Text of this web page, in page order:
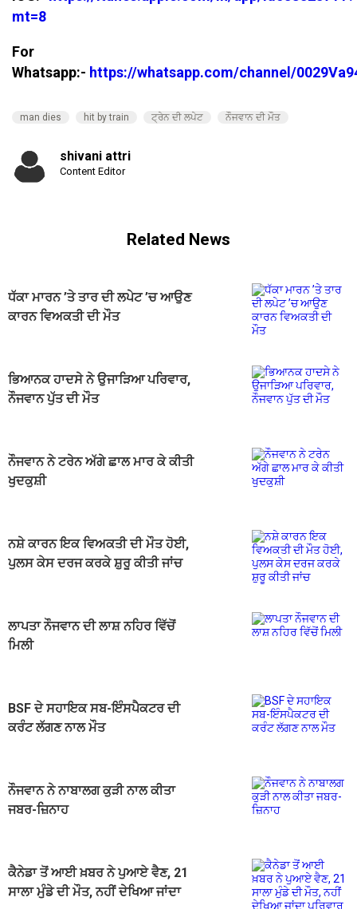
mt=8
For
Whatsapp:- https://whatsapp.com/channel/
man dies hit by train ਟ੍ਰੇਨ ਦੀ ਲਪੇਟ ਨੌਜਵਾਨ ਦੀ ਮੌਤ
shivani attri
Content Editor
Related News
ਧੱਕਾ ਮਾਰਨ ’ਤੇ ਤਾਰ ਦੀ ਲਪੇਟ ’ਚ ਆਉਣ
ਕਾਰਨ ਵਿਅਕਤੀ ਦੀ ਮੌਤ
ਭਿਆਨਕ ਹਾਦਸੇ ਨੇ ਉਜਾੜਿਆ ਪਰਿਵਾਰ,
ਨੌਜਵਾਨ ਪੁੱਤ ਦੀ ਮੌਤ
ਨੌਜਵਾਨ ਨੇ ਟਰੇਨ ਅੱਗੇ ਛਾਲ ਮਾਰ ਕੇ ਕੀਤੀ
ਖੁਦਕੁਸ਼ੀ
ਨਸ਼ੇ ਕਾਰਨ ਇਕ ਵਿਅਕਤੀ ਦੀ ਮੌਤ ਹੋਈ,
ਪੁਲਸ ਕੇਸ ਦਰਜ ਕਰਕੇ ਸ਼ੁਰੂ ਕੀਤੀ ਜਾਂਚ
ਲਾਪਤਾ ਨੌਜਵਾਨ ਦੀ ਲਾਸ਼ ਨਹਿਰ ਵਿੱਚੋਂ
ਮਿਲੀ
BSF ਦੇ ਸਹਾਇਕ ਸਬ-ਇੰਸਪੈਕਟਰ ਦੀ
ਕਰੰਟ ਲੱਗਣ ਨਾਲ ਮੌਤ
ਨੌਜਵਾਨ ਨੇ ਨਾਬਾਲਗ ਕੁੜੀ ਨਾਲ ਕੀਤਾ
ਜਬਰ-ਜ਼ਿਨਾਹ
ਕੈਨੇਡਾ ਤੋਂ ਆਈ ਖ਼ਬਰ ਨੇ ਪੁਆਏ ਵੈਣ, 21
ਸਾਲਾ ਮੁੰਡੇ ਦੀ ਮੌਤ, ਨਹੀਂ ਦੇਖਿਆ ਜਾਂਦਾ